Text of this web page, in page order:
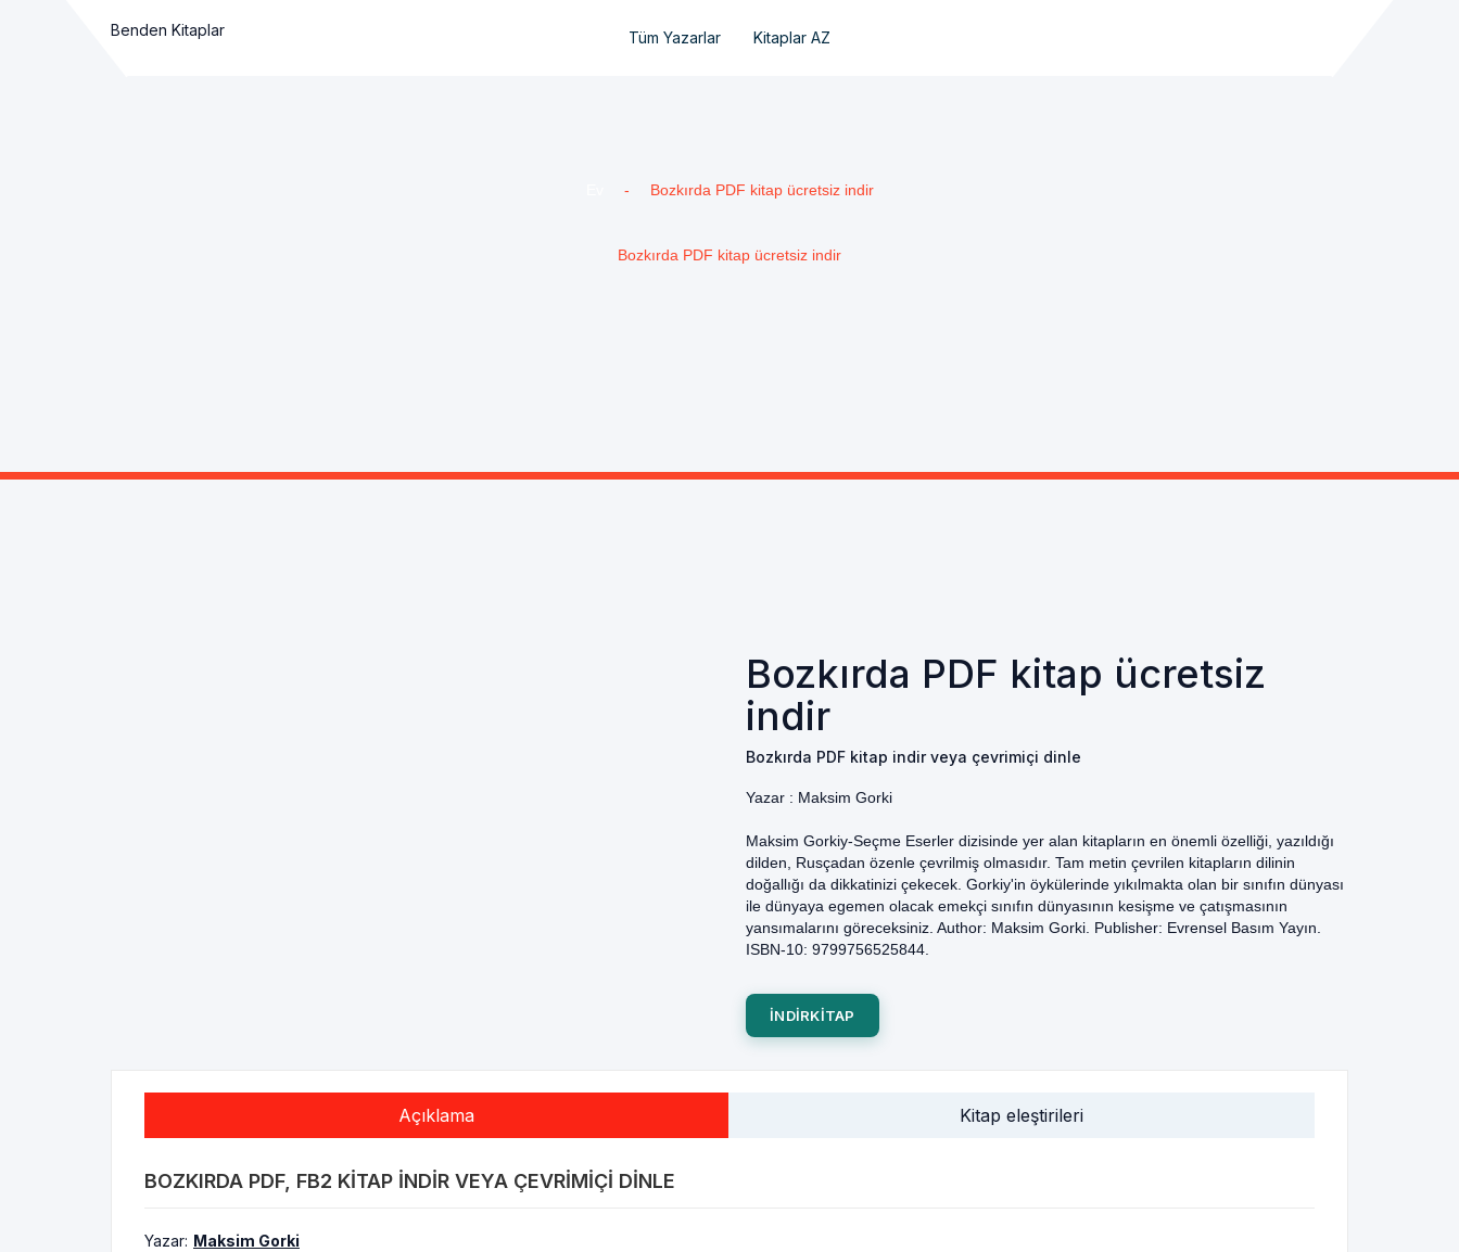
Benden Kitaplar Tüm Yazarlar Kitaplar AZ
- Bozkırda PDF kitap ücretsiz indir
Bozkırda PDF kitap ücretsiz indir
Bozkırda PDF kitap ücretsiz
indir
Bozkırda PDF kitap indir veya çevrimiçi dinle
Yazar : Maksim Gorki
Maksim Gorkiy-Seçme Eserler dizisinde yer alan kitapların en önemli özelliği, yazıldığı
dilden, Rusçadan özenle çevrilmiş olmasıdır. Tam metin çevrilen kitapların dilinin
doğallığı da dikkatinizi çekecek. Gorkiy'in öykülerinde yıkılmakta olan bir sınıfın dünyası
ile dünyaya egemen olacak emekçi sınıfın dünyasının kesişme ve çatışmasının
yansımalarını göreceksiniz. Author: Maksim Gorki. Publisher: Evrensel Basım Yayın.
ISBN-10: 9799756525844.
INDIRKITAP
Açıklama Kitap eleştirileri
BOZKIRDA PDF, FB2 KITAP INDIR VEYA ÇEVRIMIÇI DINLE
Yazar: Maksim Gorki